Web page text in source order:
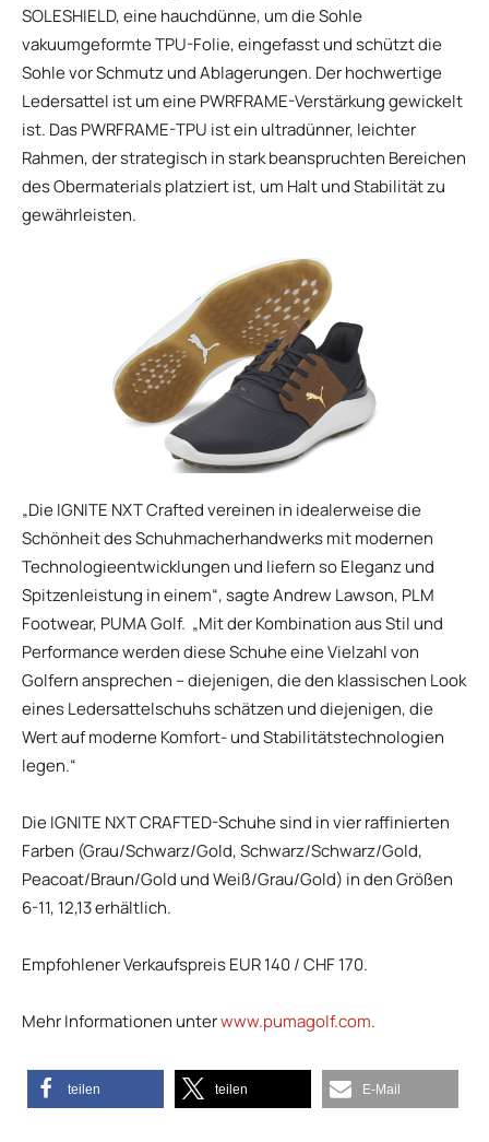
SOLESHIELD, eine hauchdünne, um die Sohle
vakuumgeformte TPU-Folie, eingefasst und schützt die
Sohle vor Schmutz und Ablagerungen. Der hochwertige
Ledersattel ist um eine PWRFRAME-Verstärkung gewickelt
ist. Das PWRFRAME-TPU ist ein ultradünner, leichter
Rahmen, der strategisch in stark beanspruchten Bereichen
des Obermaterials platziert ist, um Halt und Stabilität zu
gewährleisten.
„Die IGNITE NXT Crafted vereinen in idealerweise die
Schönheit des Schuhmacherhandwerks mit modernen
Technologieentwicklungen und liefern so Eleganz und
Spitzenleistung in einem“, sagte Andrew Lawson, PLM
Footwear, PUMA Golf. „Mit der Kombination aus Stil und
Performance werden diese Schuhe eine Vielzahl von
Golfern ansprechen – diejenigen, die den klassischen Look
eines Ledersattelschuhs schätzen und diejenigen, die
Wert auf moderne Komfort- und Stabilitätstechnologien
legen.“
Die IGNITE NXT CRAFTED-Schuhe sind in vier raffinierten
Farben (Grau/Schwarz/Gold, Schwarz/Schwarz/Gold,
Peacoat/Braun/Gold und Weiß/Grau/Gold) in den Größen
6-11, 12,13 erhältlich.
Empfohlener Verkaufspreis EUR 140 / CHF 170.
Mehr Informationen unterwww.pumagolf.com.
teilen teilen E-Mail